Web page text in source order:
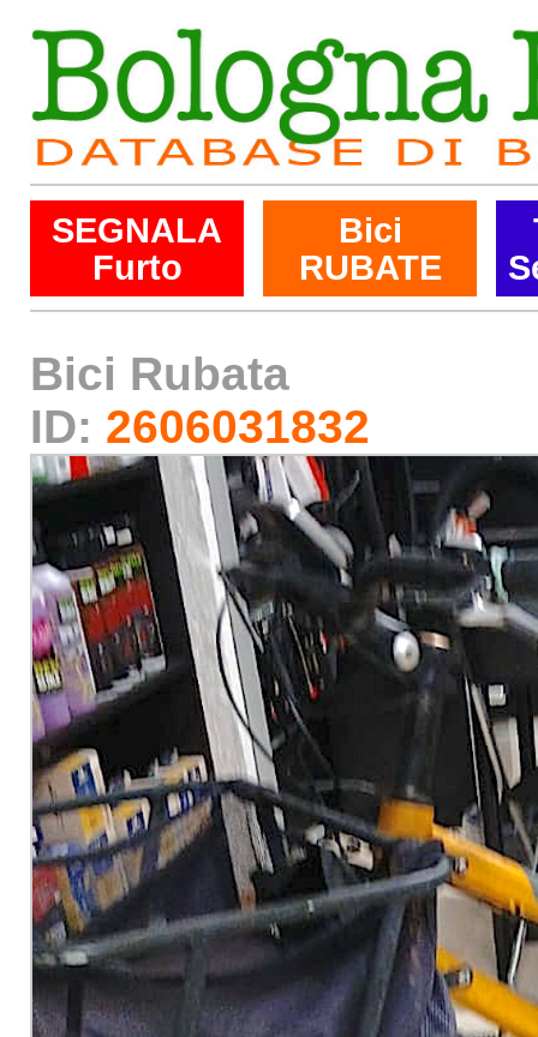
SEGNALA
Furto
Bici
RUBATE
Bici Rubata
ID: 2606031832